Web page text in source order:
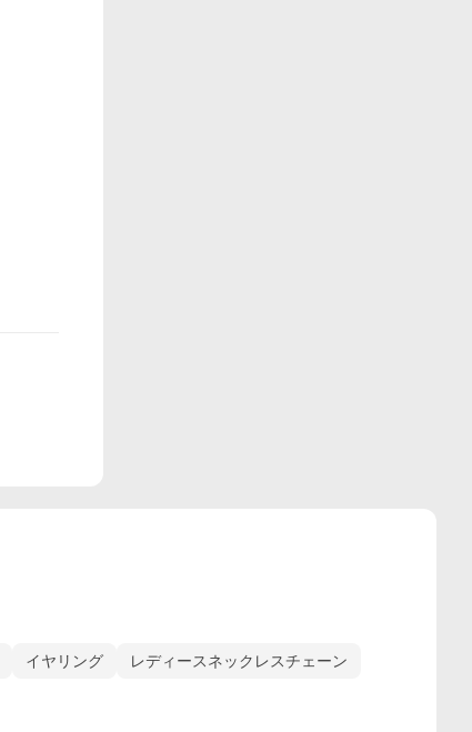
イヤリング
レディースネックレスチェーン